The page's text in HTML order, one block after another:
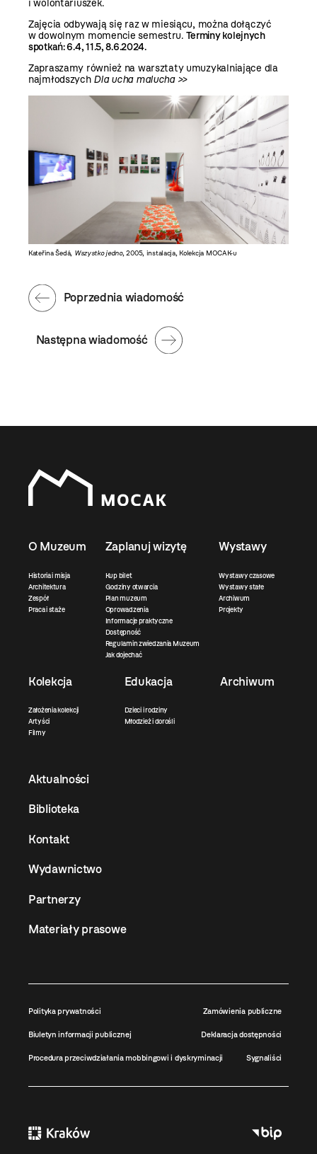
i wolontariuszek.
Zajęcia odbywają się raz w miesiącu, można dołączyć
w dowolnym momencie semestru. Terminy kolejnych
spotkań: 6.4, 11.5, 8.6.2024.
Zapraszamy również na warsztaty umuzykalniające dla
najmłodszych Dla ucha malucha >>
Kateřina Šedá, Wszystko jedno, 2005, instalacja, Kolekcja MOCAK-u
Następna wiadomość
Poprzednia wiadomość
O Muzeum
Historia i misja
Architektura
Zespół
Praca i staże
Zaplanuj wizytę
Kup bilet
Godziny otwarcia
Plan muzeum
Oprowadzenia
Informacje praktyczne
Dostępność
Regulamin zwiedzania Muzeum
Jak dojechać
Wystawy
Wystawy czasowe
Wystawy stałe
Archiwum
Projekty
Kolekcja
Założenia kolekcji
Artyści
Filmy
Edukacja
Dzieci i rodziny
Młodzież i dorośli
Archiwum
Aktualności
Biblioteka
Kontakt
Wydawnictwo
Partnerzy
Materiały prasowe
Polityka prywatności Zamówienia publiczne
Biuletyn informacji publicznej Deklaracja dostępności
Procedura przeciwdziałania mobbingowi i dyskryminacji Sygnaliści